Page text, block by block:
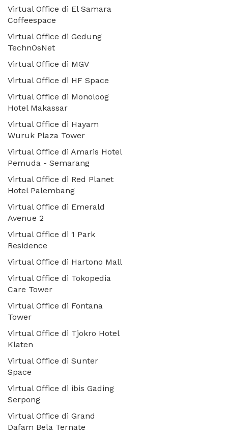
Virtual Office di El Samara
Coffeespace
Virtual Office di Gedung
TechnOsNet
Virtual Office di MGV
Virtual Office di HF Space
Virtual Office di Monoloog
Hotel Makassar
Virtual Office di Hayam
Wuruk Plaza Tower
Virtual Office di Amaris Hotel
Pemuda - Semarang
Virtual Office di Red Planet
Hotel Palembang
Virtual Office di Emerald
Avenue 2
Virtual Office di 1 Park
Residence
Virtual Office di Hartono Mall
Virtual Office di Tokopedia
Care Tower
Virtual Office di Fontana
Tower
Virtual Office di Tjokro Hotel
Klaten
Virtual Office di Sunter
Space
Virtual Office di ibis Gading
Serpong
Virtual Office di Grand
Dafam Bela Ternate